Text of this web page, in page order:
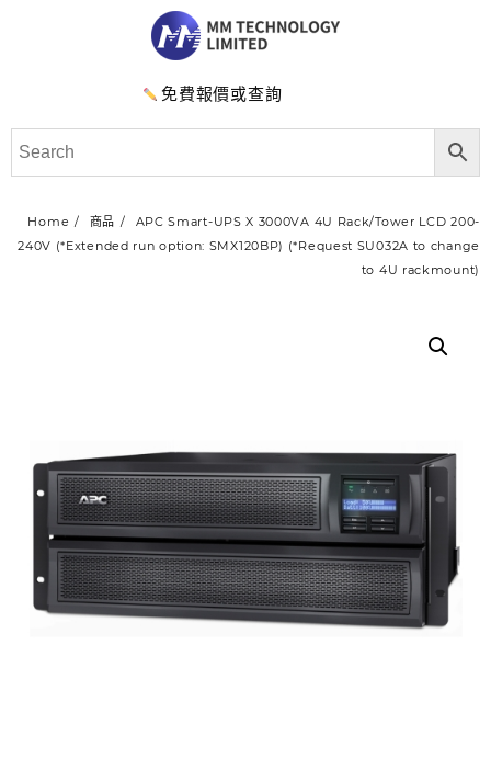
免費報價或查詢
Home 商品
APC Smart-UPS X 3000VA 4U Rack/Tower LCD 200-
240V (*Extended run option: SMX120BP) (*Request SU032A to change
to 4U rackmount)